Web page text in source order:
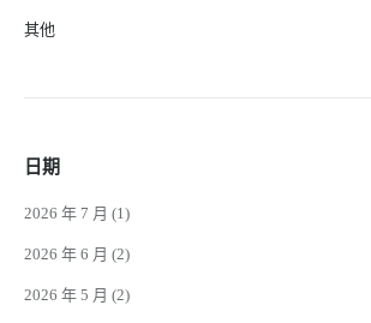
其他
日期
2026 年 7 月 (1)
2026 年 6 月 (2)
2026 年 5 月 (2)